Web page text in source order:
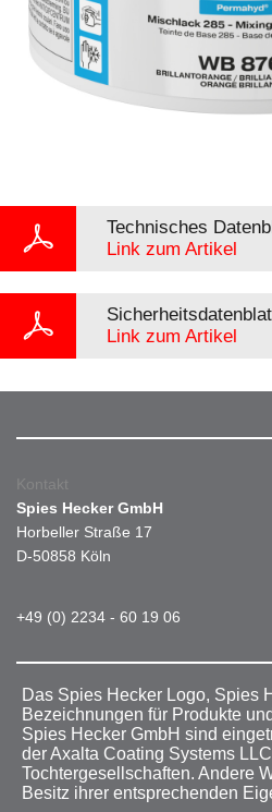
Technisches
Link zum Artikel
Link zum Artikel
Kontakt
Spies Hecker GmbH
Horbeller Straße 17
D-50858 Köln
+49 (0) 2234 - 60 19 06
Das Spies Hecker Logo, Spies
Bezeichnungen für Produkte
Spies Hecker GmbH sind
der Axalta Coating Systems
Tochtergesellschaften. Andere
Besitz ihrer entsprechenden